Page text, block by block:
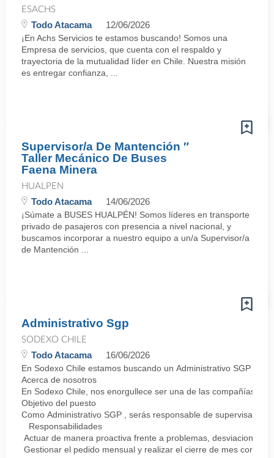
ESACHS
Todo Atacama 12/06/2026
¡En Achs Servicios te estamos buscando! Somos una
Empresa de servicios, que cuenta con el respaldo y
trayectoria de la mutualidad líder en Chile. Nuestra misión
es entregar confianza, ...
Supervisor/a De Mantención ″
Taller Mecánico De Buses
Faena Minera
HUALPEN
Todo Atacama 14/06/2026
¡Súmate a BUSES HUALPÉN! Somos líderes en transporte
privado de pasajeros con presencia a nivel nacional, y
buscamos incorporar a nuestro equipo a un/a Supervisor/a
de Mantención ...
Administrativo Sgp
SODEXO CHILE
Todo Atacama 16/06/2026
En Sodexo Chile estamos buscando un Administrativo SGP
Acerca de nosotros
En Sodexo Chile, nos enorgullece ser una de las compañías
Objetivo del puesto
Como Administrativo SGP , serás responsable de supervisar y
Responsabilidades
Actuar de manera proactiva frente a problemas, desviaciones
Gestionar el pedido mensual y realizar el cierre de mes